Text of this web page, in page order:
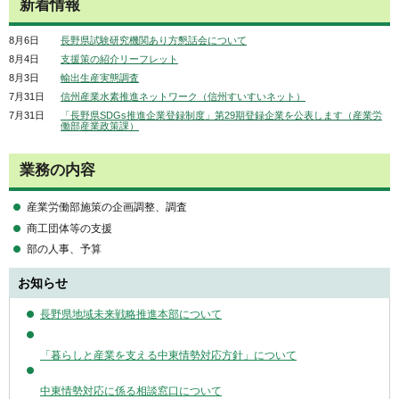
新着情報
8月6日
長野県試験研究機関あり方懇話会について
8月4日
支援策の紹介リーフレット
8月3日
輸出生産実態調査
7月31日
信州産業水素推進ネットワーク（信州すいすいネット）
7月31日
「長野県SDGs推進企業登録制度」第29期登録企業を公表します（産業労
働部産業政策課）
業務の内容
産業労働部施策の企画調整、調査
商工団体等の支援
部の人事、予算
お知らせ
長野県地域未来戦略推進本部について
「暮らしと産業を支える中東情勢対応方針」について
中東情勢対応に係る相談窓口について